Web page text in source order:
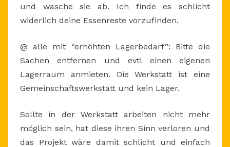
und wasche sie ab. Ich finde es schlicht
widerlich deine Essenreste vorzufinden.
@ alle mit “erhöhten Lagerbedarf”: Bitte die
Sachen entfernen und evtl einen eigenen
Lagerraum anmieten. Die Werkstatt ist eine
Gemeinschaftswerkstatt und kein Lager.
Sollte in der Werkstatt arbeiten nicht mehr
möglich sein, hat diese ihren Sinn verloren und
das Projekt wäre damit schlicht und einfach